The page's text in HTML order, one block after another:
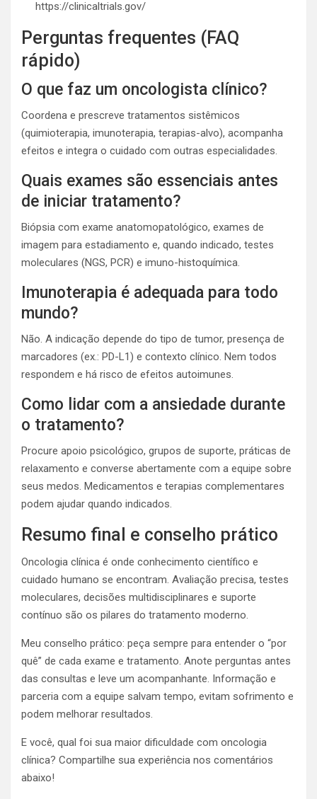
https://clinicaltrials.gov/
Perguntas frequentes (FAQ
rápido)
O que faz um oncologista clínico?
Coordena e prescreve tratamentos sistêmicos
(quimioterapia, imunoterapia, terapias-alvo), acompanha
efeitos e integra o cuidado com outras especialidades.
Quais exames são essenciais antes
de iniciar tratamento?
Biópsia com exame anatomopatológico, exames de
imagem para estadiamento e, quando indicado, testes
moleculares (NGS, PCR) e imuno-histoquímica.
Imunoterapia é adequada para todo
mundo?
Não. A indicação depende do tipo de tumor, presença de
marcadores (ex.: PD-L1) e contexto clínico. Nem todos
respondem e há risco de efeitos autoimunes.
Como lidar com a ansiedade durante
o tratamento?
Procure apoio psicológico, grupos de suporte, práticas de
relaxamento e converse abertamente com a equipe sobre
seus medos. Medicamentos e terapias complementares
podem ajudar quando indicados.
Resumo final e conselho prático
Oncologia clínica é onde conhecimento científico e
cuidado humano se encontram. Avaliação precisa, testes
moleculares, decisões multidisciplinares e suporte
contínuo são os pilares do tratamento moderno.
Meu conselho prático: peça sempre para entender o “por
quê” de cada exame e tratamento. Anote perguntas antes
das consultas e leve um acompanhante. Informação e
parceria com a equipe salvam tempo, evitam sofrimento e
podem melhorar resultados.
E você, qual foi sua maior dificuldade com oncologia
clínica? Compartilhe sua experiência nos comentários
abaixo!